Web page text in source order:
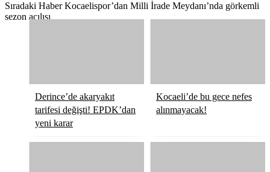
Sıradaki Haber Kocaelispor’dan Milli İrade Meydanı’nda görkemli
sezon açılışı
Derince’de akaryakıt
tarifesi değişti! EPDK’dan
yeni karar
Kocaeli’de bu gece nefes
alınmayacak!